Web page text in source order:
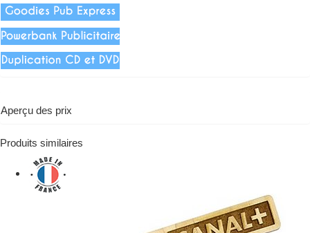
Aperçu des prix
Produits similaires